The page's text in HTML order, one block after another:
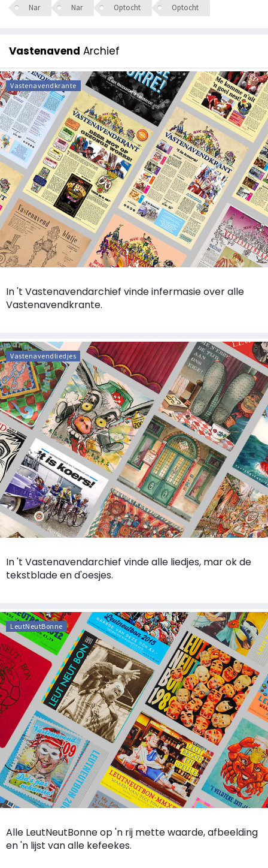
Nar Nar Optocht Optocht
Vastenavend Archief
Vastenavendkrante
In 't Vastenavendarchief vinde infermasie over alle
Vastenavendkrante.
Vastenavendliedjes
In 't Vastenavendarchief vinde alle liedjes, mar ok de
tekstblade en d'oesjes.
LeutNeutBonne
Alle LeutNeutBonne op 'n rij mette waarde, afbeelding
en 'n lijst van alle kefeekes.